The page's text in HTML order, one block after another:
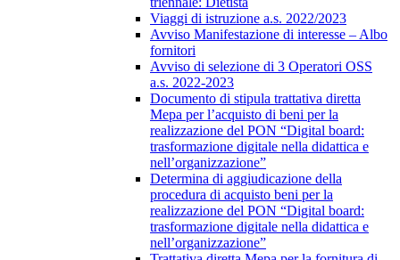
Viaggi di istruzione a.s. 2022/2023
Avviso Manifestazione di interesse – Albo
fornitori
Avviso di selezione di 3 Operatori OSS
a.s. 2022-2023
Documento di stipula trattativa diretta
Mepa per l’acquisto di beni per la
realizzazione del PON “Digital board:
trasformazione digitale nella didattica e
nell’organizzazione”
Determina di aggiudicazione della
procedura di acquisto beni per la
realizzazione del PON “Digital board:
trasformazione digitale nella didattica e
nell’organizzazione”